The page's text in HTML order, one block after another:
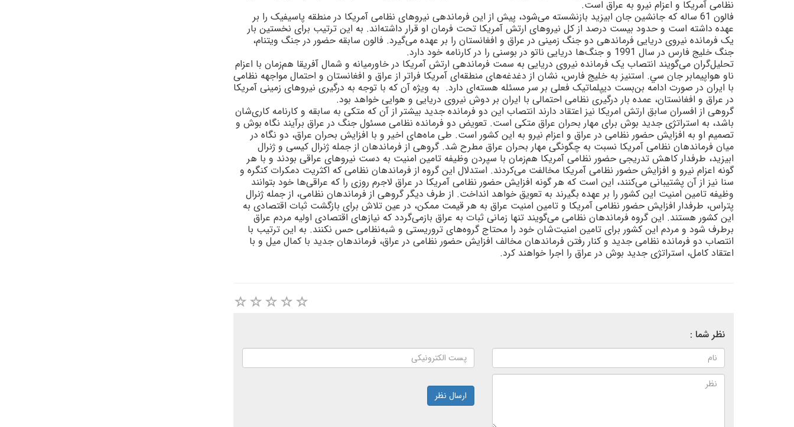
نظامى آمريکا و اعزام نيرو به عراق است.
فالون 61 ساله که جانشين جان ابيزيد بازنشسته مى‌شود، پيش از اين فرماندهى نيروهاى نظامى آمريکا در منطقه پاسيفيک را بر
عهده داشته است و حدود بيست درصد از کل نيروهاى ارتش آمريکا تحت فرمان او قرار داشته‌اند. به اين ترتيب براى نخستين بار
يک فرمانده نيروى دريايى فرماندهى دو جنگ زمينى در عراق و افغانستان را بر عهده مى‌گيرد. فالون سابقه حضور در جنگ ويتنام،
جنگ خليج فارس در سال 1991 و جنگ‌ها دريايى ناتو در بوسنى را در کارنامه خود دارد.
تحليل‌گران مى‌گويند انتصاب يک فرمانده نيروى دريايى به سمت فرماندهى ارتش آمريکا در خاورميانه و شمال آفريقا هم‌زمان با اعزام
ناو هواپيمابر جان سي. استنيز به خليج فارس، نشان از دغدغه‌هاى منطقه‌اى آمريکا فراتر از عراق و افغانستان و احتمال مواجهه نظامى
با ايران در صورت ادامه بن‌بست ديپلماتيک فعلى بر سر مسئله هسته‌اى دارد. به ويژه آن که با توجه به درگيرى نيروهاى زمينى آمريکا
در عراق و افغانستان، عمده بار درگيرى نظامى احتمالى با ايران بر دوش نيروى دريايى و هوايى خواهد بود.
گروهى از افسران سابق ارتش امريکا نيز اعتقاد دارند انتصاب اين دو فرمانده جديد بيشتر از آن که متکى به سابقه و کارنامه کارى‌شان
باشد، به استراتژى جديد بوش براى مهار بحران عراق متکى است. تعويض دو فرمانده نظامى مسئول جنگ در عراق برآيند نگاه بوش و
تصميم او به افزايش حضور نظامى در عراق و اعزام نيرو به اين کشور است. طى ماه‌هاى اخير و با افزايش بحران عراق، دو نگاه در
ميان فرماندهان نظامى آمريکا نسبت به چگونگى مهار بحران عراق مطرح شد. گروهى از فرماندهان از جمله ژنرال کيسى و ژنرال
ابيزيد، طرفدار کاهش تدريجى حضور نظامى آمريکا هم‌زمان با سپردن وظيفه تامين امنيت به دست نيروهاى عراقى بودند و با هر
گونه اعزام نيرو و افزايش حضور نظامى آمريکا مخالفت مى‌کردند. استدلال اين گروه از فرماندهان نظامى که اکثريت دمکرات کنگره و
سنا نيز از آن پشتيبانى مى‌کنند، اين است که هر گونه افزايش حضور نظامى آمريکا در عراق لاجرم روزى را که عراقى‌ها خود بتوانند
وظيفه تامين امنيت اين کشور را بر عهده بگيرند به تعويق خواهد انداخت. از طرف ديگر گروهى از فرماندهان نظامى، از جمله ژنرال
پتراس، طرفدار افزايش حضور نظامى آمريکا و تامين امنيت عراق به هر قيمت ممکن، در عين تلاش براى بازگشت ثبات اقتصادى به
اين کشور هستند. اين گروه فرماندهان نظامى مى‌گويند تنها زمانى ثبات به عراق بازمى‌گردد که نيازهاى اقتصادى اوليه مردم عراق
برطرف شود و مردم اين کشور براى تامين امنيت‌شان خود را محتاج گروه‌هاى تروريستى و شبه‌نظامى حس نکنند. به اين ترتيب با
انتصاب دو فرمانده نظامى جديد و کنار رفتن فرماندهان مخالف افزايش حضور نظامى در عراق، فرماندهان جديد با کمال ميل و با
اعتقاد کامل، استراتژى جديد بوش در عراق را اجرا خواهند کرد.
نظر شما :
ارسال نظر